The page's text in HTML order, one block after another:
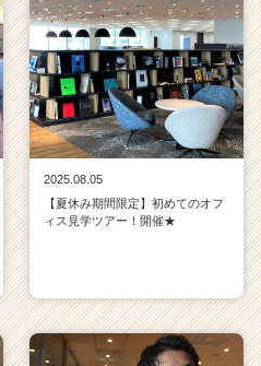
2025.08.05
【夏休み期間限定】初めてのオフ
ィス見学ツアー！開催★